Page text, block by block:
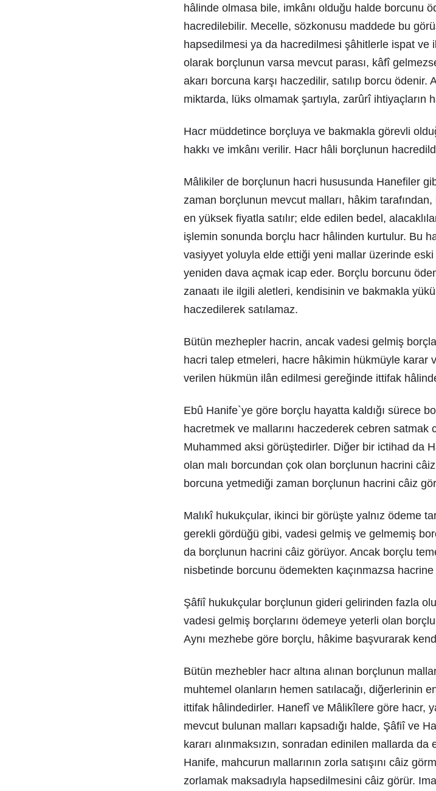
hâlinde olmasa bile, imkânı olduğu halde borcunu
hacredilebilir. Mecelle, sözkonusu maddede bu
hapsedilmesi ya da hacredilmesi şâhitlerle ispat
olarak borçlunun varsa mevcut parası, kâfî
akarı borcuna karşı haczedilir, satılıp borcu
miktarda, lüks olmamak şartıyla, zarûrî ihtiyaçların
Hacr müddetince borçluya ve bakmakla görevli
hakkı ve imkânı verilir. Hacr hâli borçlunun
Mâlikiler de borçlunun hacri hususunda Hanefiler
zaman borçlunun mevcut malları, hâkim
en yüksek fiyatla satılır; elde edilen bedel,
işlemin sonunda borçlu hacr hâlinden kurtulur. Bu
vasiyyet yoluyla elde ettiği yeni mallar üzerinde
yeniden dava açmak icap eder. Borçlu borcunu
zanaatı ile ilgili aletleri, kendisinin ve bakmakla
haczedilerek satılamaz.
Bütün mezhepler hacrin, ancak vadesi gelmiş
hacri talep etmeleri, hacre hâkimin hükmüyle karar
verilen hükmün ilân edilmesi gereğinde ittifak
Ebû Hanife`ye göre borçlu hayatta kaldığı sürece
hacretmek ve mallarını haczederek cebren
Muhammed aksi görüştedirler. Diğer bir ictihad da
olan malı borcundan çok olan borçlunun hacrini
borcuna yetmediği zaman borçlunun hacrini câiz
Malıkî hukukçular, ikinci bir görüşte yalnız ödeme
gerekli gördüğü gibi, vadesi gelmiş ve gelmemiş
da borçlunun hacrini câiz görüyor. Ancak borçlu
nisbetinde borcunu ödemekten kaçınmazsa
Şâfiî hukukçular borçlunun gideri gelirinden fazla
vadesi gelmiş borçlarını ödemeye yeterli olan
Aynı mezhebe göre borçlu, hâkime başvurarak
Bütün mezhebler hacr altına alınan borçlunun
muhtemel olanların hemen satılacağı, diğerlerinin
ittifak hâlindedirler. Hanefî ve Mâlikîlere göre hacr,
mevcut bulunan malları kapsadığı halde, Şâfiî ve
kararı alınmaksızın, sonradan edinilen mallarda
Hanife, mahcurun mallarının zorla satışını câiz
zorlamak maksadıyla hapsedilmesini câiz görür.